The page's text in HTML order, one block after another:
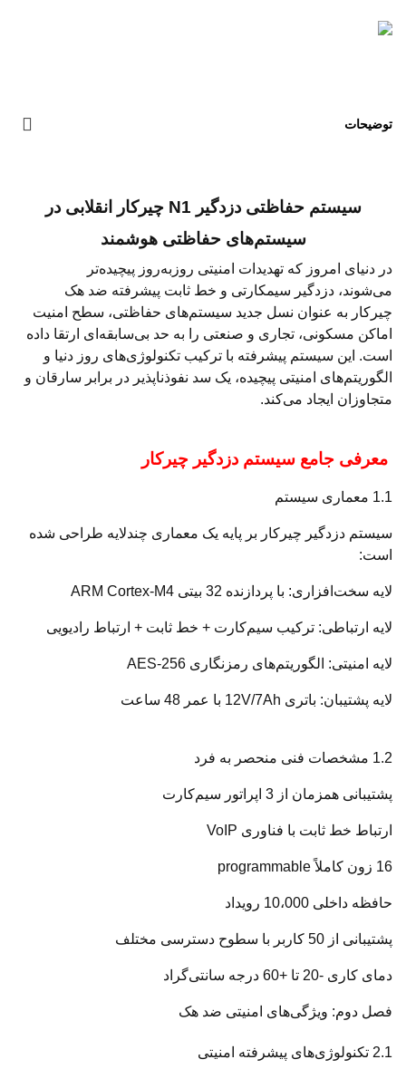
توضیحات
سیستم حفاظتی دزدگیر N1 چیرکار انقلابی در
سیستم‌های حفاظتی هوشمند
در دنیای امروز که تهدیدات امنیتی روزبه‌روز پیچیده‌تر
می‌شوند، دزدگیر سیمکارتی و خط ثابت پیشرفته ضد هک
چیرکار به عنوان نسل جدید سیستم‌های حفاظتی، سطح امنیت
اماکن مسکونی، تجاری و صنعتی را به حد بی‌سابقه‌ای ارتقا داده
است. این سیستم پیشرفته با ترکیب تکنولوژی‌های روز دنیا و
الگوریتم‌های امنیتی پیچیده، یک سد نفوذناپذیر در برابر سارقان و
متجاوزان ایجاد می‌کند.
معرفی جامع سیستم دزدگیر چیرکار
1.1 معماری سیستم
سیستم دزدگیر چیرکار بر پایه یک معماری چندلایه طراحی شده
است:
لایه سخت‌افزاری: با پردازنده 32 بیتی ARM Cortex-M4
لایه ارتباطی: ترکیب سیم‌کارت + خط ثابت + ارتباط رادیویی
لایه امنیتی: الگوریتم‌های رمزنگاری AES-256
لایه پشتیبان: باتری 12V/7Ah با عمر 48 ساعت
1.2 مشخصات فنی منحصر به فرد
پشتیبانی همزمان از 3 اپراتور سیم‌کارت
ارتباط خط ثابت با فناوری VoIP
16 زون کاملاً programmable
حافظه داخلی 10،000 رویداد
پشتیبانی از 50 کاربر با سطوح دسترسی مختلف
دمای کاری -20 تا +60 درجه سانتی‌گراد
فصل دوم: ویژگی‌های امنیتی ضد هک
2.1 تکنولوژی‌های پیشرفته امنیتی